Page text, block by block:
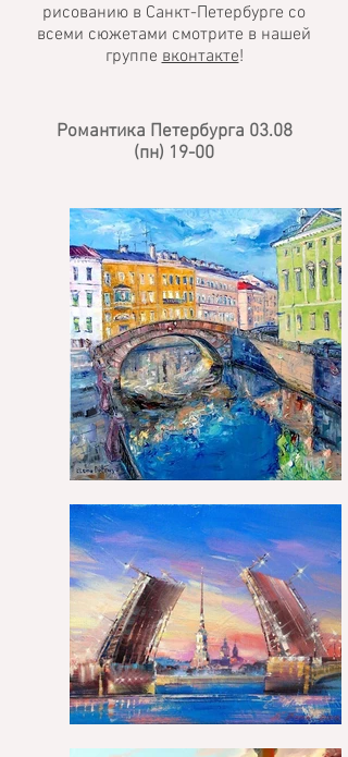
Стоимость зависит от размера холста и
вида мастер-класса. Подробнее можно
Арт-студия Начало находится в 5
минутах ходьбы от станции метро
"Петроградская" по адресу:
197022, Санкт-Петербург, БЦ Гайот
(возьмите с собой документы для
гостевого пропуска), ул. Профессора
Попова, д.23, лит. В, пом 307А
рисованию в Санкт-Петербурге со
всеми сюжетами смотрите в нашей
группевконтакте!
Романтика Петербурга 03.08
(пн) 19-00